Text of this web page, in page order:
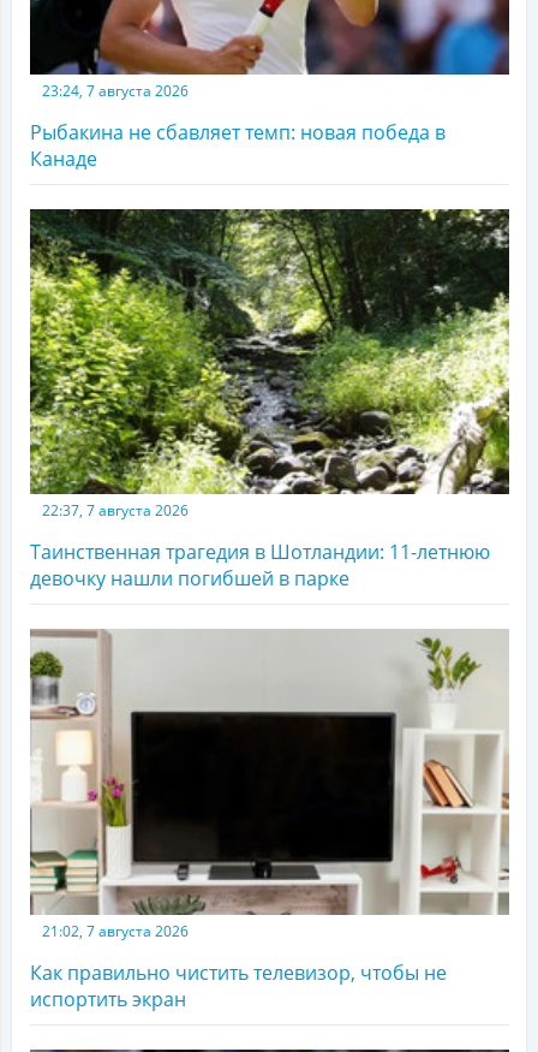
23:24, 7 августа 2026
Рыбакина не сбавляет темп: новая победа в
Канаде
22:37, 7 августа 2026
Таинственная трагедия в Шотландии: 11-летнюю
девочку нашли погибшей в парке
21:02, 7 августа 2026
Как правильно чистить телевизор, чтобы не
испортить экран